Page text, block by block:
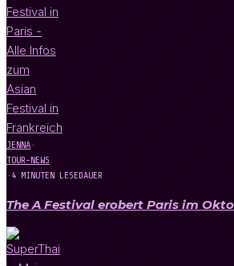
JENNA ·
TOUR-NEWS
· 4 MINUTEN LESEDAUER
The A Festival erobert Paris im